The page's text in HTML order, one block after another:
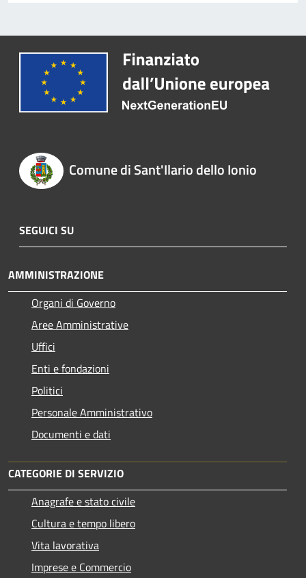
Comune di Sant'Ilario dello Ionio
SEGUICI SU
AMMINISTRAZIONE
Organi di Governo
Aree Amministrative
Uffici
Enti e fondazioni
Politici
Personale Amministrativo
Documenti e dati
CATEGORIE DI SERVIZIO
Anagrafe e stato civile
Cultura e tempo libero
Vita lavorativa
Imprese e Commercio